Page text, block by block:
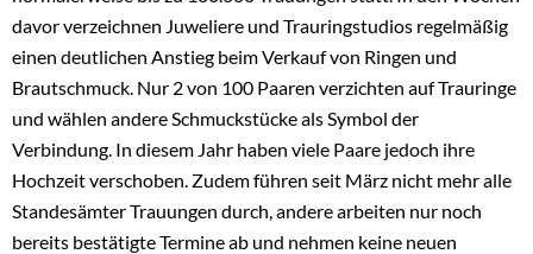
davor verzeichnen Juweliere und Trauringstudios regelmäßig
einen deutlichen Anstieg beim Verkauf von Ringen und
Brautschmuck. Nur 2 von 100 Paaren verzichten auf Trauringe
und wählen andere Schmuckstücke als Symbol der
Verbindung. In diesem Jahr haben viele Paare jedoch ihre
Hochzeit verschoben. Zudem führen seit März nicht mehr alle
Standesämter Trauungen durch, andere arbeiten nur noch
bereits bestätigte Termine ab und nehmen keine neuen